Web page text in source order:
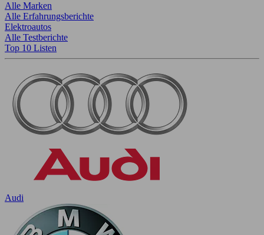
Alle Marken
Alle Erfahrungsberichte
Elektroautos
Alle Testberichte
Top 10 Listen
Audi